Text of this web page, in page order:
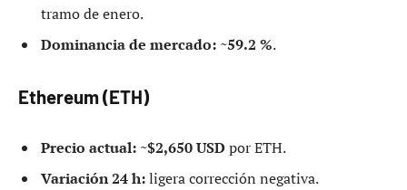
tramo de enero.
Dominancia de mercado: ~59.2 %.
Ethereum (ETH)
Precio actual: ~$2,650 USDpor ETH.
Variación 24 h:ligera corrección negativa.